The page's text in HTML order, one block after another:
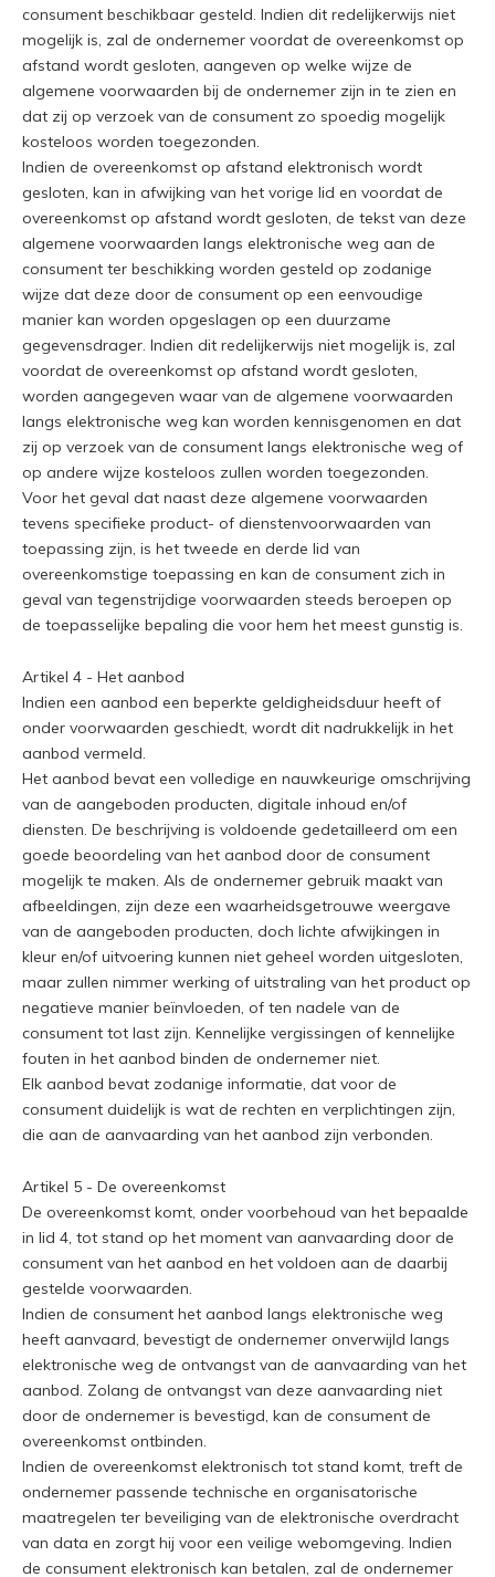
consument beschikbaar gesteld. Indien dit redelijkerwijs niet
mogelijk is, zal de ondernemer voordat de overeenkomst op
afstand wordt gesloten, aangeven op welke wijze de
algemene voorwaarden bij de ondernemer zijn in te zien en
dat zij op verzoek van de consument zo spoedig mogelijk
kosteloos worden toegezonden.
Indien de overeenkomst op afstand elektronisch wordt
gesloten, kan in afwijking van het vorige lid en voordat de
overeenkomst op afstand wordt gesloten, de tekst van deze
algemene voorwaarden langs elektronische weg aan de
consument ter beschikking worden gesteld op zodanige
wijze dat deze door de consument op een eenvoudige
manier kan worden opgeslagen op een duurzame
gegevensdrager. Indien dit redelijkerwijs niet mogelijk is, zal
voordat de overeenkomst op afstand wordt gesloten,
worden aangegeven waar van de algemene voorwaarden
langs elektronische weg kan worden kennisgenomen en dat
zij op verzoek van de consument langs elektronische weg of
op andere wijze kosteloos zullen worden toegezonden.
Voor het geval dat naast deze algemene voorwaarden
tevens specifieke product- of dienstenvoorwaarden van
toepassing zijn, is het tweede en derde lid van
overeenkomstige toepassing en kan de consument zich in
geval van tegenstrijdige voorwaarden steeds beroepen op
de toepasselijke bepaling die voor hem het meest gunstig is.
Artikel 4 - Het aanbod
Indien een aanbod een beperkte geldigheidsduur heeft of
onder voorwaarden geschiedt, wordt dit nadrukkelijk in het
aanbod vermeld.
Het aanbod bevat een volledige en nauwkeurige omschrijving
van de aangeboden producten, digitale inhoud en/of
diensten. De beschrijving is voldoende gedetailleerd om een
goede beoordeling van het aanbod door de consument
mogelijk te maken. Als de ondernemer gebruik maakt van
afbeeldingen, zijn deze een waarheidsgetrouwe weergave
van de aangeboden producten, doch lichte afwijkingen in
kleur en/of uitvoering kunnen niet geheel worden uitgesloten,
maar zullen nimmer werking of uitstraling van het product op
negatieve manier beïnvloeden, of ten nadele van de
consument tot last zijn. Kennelijke vergissingen of kennelijke
fouten in het aanbod binden de ondernemer niet.
Elk aanbod bevat zodanige informatie, dat voor de
consument duidelijk is wat de rechten en verplichtingen zijn,
die aan de aanvaarding van het aanbod zijn verbonden.
Artikel 5 - De overeenkomst
De overeenkomst komt, onder voorbehoud van het bepaalde
in lid 4, tot stand op het moment van aanvaarding door de
consument van het aanbod en het voldoen aan de daarbij
gestelde voorwaarden.
Indien de consument het aanbod langs elektronische weg
heeft aanvaard, bevestigt de ondernemer onverwijld langs
elektronische weg de ontvangst van de aanvaarding van het
aanbod. Zolang de ontvangst van deze aanvaarding niet
door de ondernemer is bevestigd, kan de consument de
overeenkomst ontbinden.
Indien de overeenkomst elektronisch tot stand komt, treft de
ondernemer passende technische en organisatorische
maatregelen ter beveiliging van de elektronische overdracht
van data en zorgt hij voor een veilige webomgeving. Indien
de consument elektronisch kan betalen, zal de ondernemer